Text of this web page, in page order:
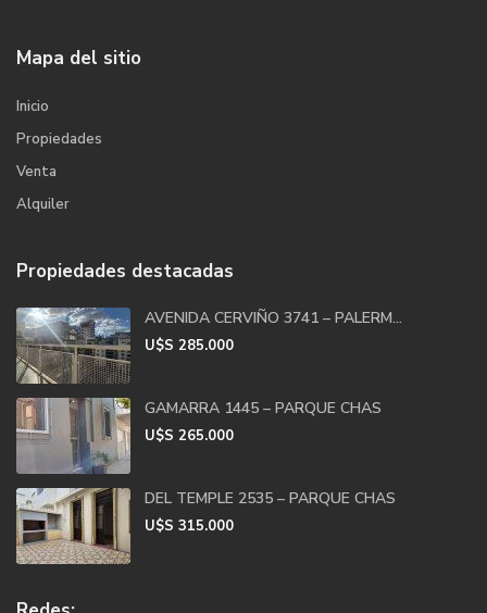
Mapa del sitio
Inicio
Propiedades
Venta
Alquiler
Propiedades destacadas
AVENIDA CERVIÑO 3741 – PALERM...
U$S 285.000
GAMARRA 1445 – PARQUE CHAS
U$S 265.000
DEL TEMPLE 2535 – PARQUE CHAS
U$S 315.000